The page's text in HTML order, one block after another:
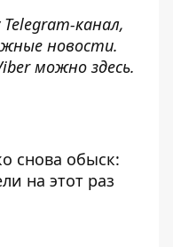
Telegram-канал,
новости.
можно здесь.
снова обыск:
на этот раз